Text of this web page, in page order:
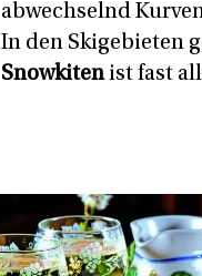
abwechselnd
In den Skigebieten
Snowkitenist fast